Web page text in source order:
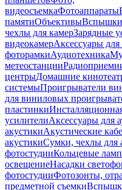
видеосъемкаФотоаппараты
памятиОбъективыВспышки
чехлы для камерЗарядные
видеокамерАксессуары для
фоторамкиАудиотехника
метеостанции
центрыДомашние
системыПроигрыватели
для виниловых
пластинки
усилителиАксессуары для
акустикиАкустические
акустикиСумки, чехлы для
фотостудииКольцевые
освещениеНасадки
фотостудииФотозонты,
предметной съемки